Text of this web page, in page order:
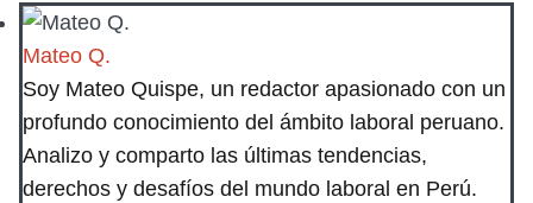
Mateo Q.
Soy Mateo Quispe, un redactor apasionado con un
profundo conocimiento del ámbito laboral peruano.
Analizo y comparto las últimas tendencias,
derechos y desafíos del mundo laboral en Perú.